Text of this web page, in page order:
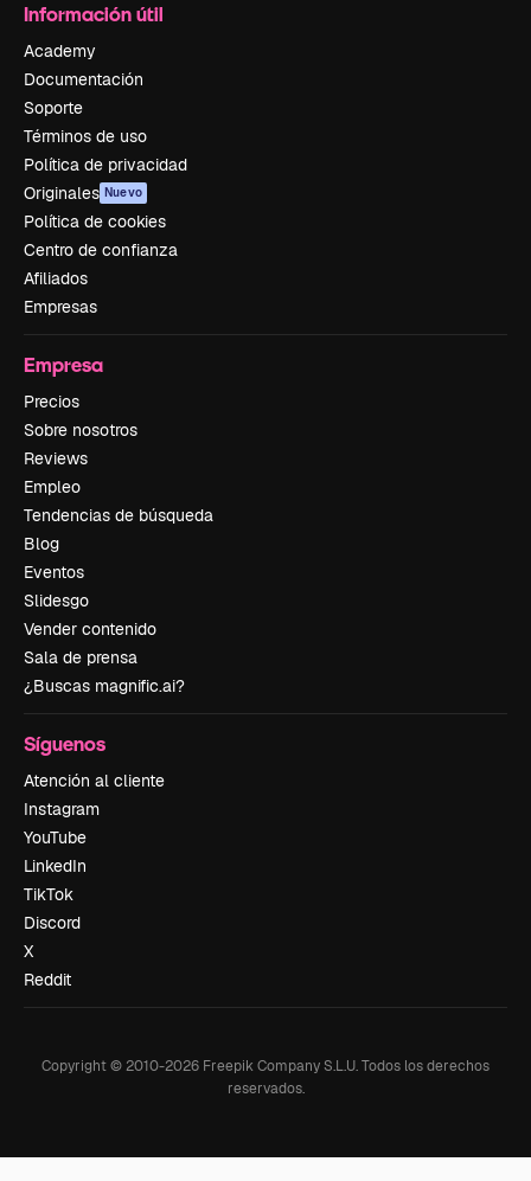
Información útil
Academy
Documentación
Soporte
Términos de uso
Política de privacidad
Originales Nuevo
Política de cookies
Centro de confianza
Afiliados
Empresas
Empresa
Precios
Sobre nosotros
Reviews
Empleo
Tendencias de búsqueda
Blog
Eventos
Slidesgo
Vender contenido
Sala de prensa
¿Buscas magnific.ai?
Síguenos
Atención al cliente
Instagram
YouTube
LinkedIn
TikTok
Discord
X
Reddit
Copyright © 2010-2026 Freepik Company S.L.U.Todos los derechos
reservados.